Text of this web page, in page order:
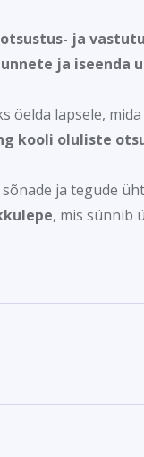
otsustus- ja
ja iseenda
öelda lapsele,
kooli oluliste
ja tegude
, mis sünnib